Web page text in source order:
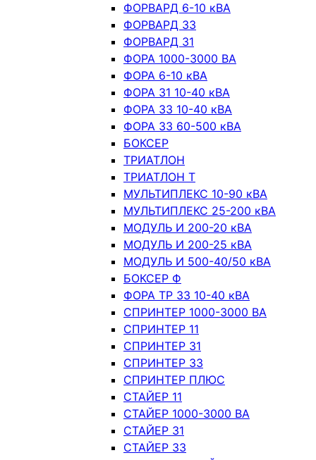
ФОРВАРД 6-10 кВА
ФОРВАРД 33
ФОРВАРД 31
ФОРА 1000-3000 ВА
ФОРА 6-10 кВА
ФОРА 31 10-40 кВА
ФОРА 33 10-40 кВА
ФОРА 33 60-500 кВА
БОКСЕР
ТРИАТЛОН
ТРИАТЛОН Т
МУЛЬТИПЛЕКС 10-90 кВА
МУЛЬТИПЛЕКС 25-200 кВА
МОДУЛЬ И 200-20 кВА
МОДУЛЬ И 200-25 кВА
МОДУЛЬ И 500-40/50 кВА
БОКСЕР Ф
ФОРА ТР 33 10-40 кВА
СПРИНТЕР 1000-3000 ВА
СПРИНТЕР 11
СПРИНТЕР 31
СПРИНТЕР 33
СПРИНТЕР ПЛЮС
СТАЙЕР 11
СТАЙЕР 1000-3000 ВА
СТАЙЕР 31
СТАЙЕР 33